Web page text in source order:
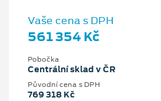
Vaše cena s DPH
561 354 Kč
Pobočka
Centrální sklad v ČR
Původní cena s DPH
769 318 Kč